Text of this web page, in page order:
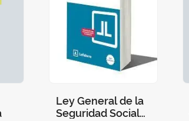
Ley General de la
Seguridad Social